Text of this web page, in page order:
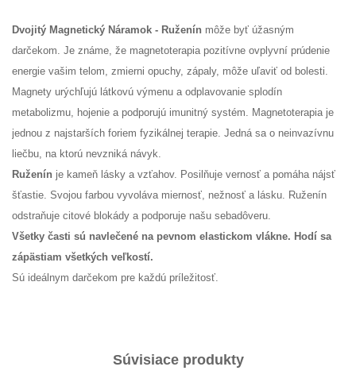
Dvojitý Magnetický Náramok - Ruženín môže byť úžasným
darčekom. Je známe, že magnetoterapia pozitívne ovplyvní prúdenie
energie vašim telom, zmierni opuchy, zápaly, môže uľaviť od bolesti.
Magnety urýchľujú látkovú výmenu a odplavovanie splodín
metabolizmu, hojenie a podporujú imunitný systém. Magnetoterapia je
jednou z najstarších foriem fyzikálnej terapie. Jedná sa o neinvazívnu
liečbu, na ktorú nevzniká návyk.
Ruženín je kameň lásky a vzťahov. Posilňuje vernosť a pomáha nájsť
šťastie. Svojou farbou vyvoláva miernosť, nežnosť a lásku. Ruženín
odstraňuje citové blokády a podporuje našu sebadôveru.
Všetky časti sú navlečené na pevnom elastickom vlákne. Hodí sa
zápästiam všetkých veľkostí.
Sú ideálnym darčekom pre každú príležitosť.
Súvisiace produkty